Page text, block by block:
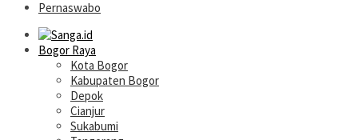
Pernaswabo
Bogor Raya
Kota Bogor
Kabupaten Bogor
Depok
Cianjur
Sukabumi